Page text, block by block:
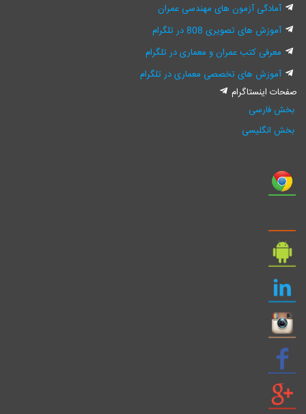
آزمون های مهندسی عمران
تصویری 808 در تلگرام
کتب عمران و معماری در تلگرام
های تخصصی معماری در تلگرام